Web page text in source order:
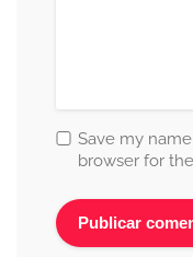
Save my
browser for